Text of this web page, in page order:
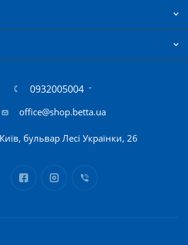
0932005004
office@shop.betta.ua
бульвар Лесі Українки, 26